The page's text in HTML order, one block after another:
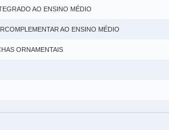
AO ENSINO MÉDIO
AO ENSINO MÉDIO
ORNAMENTAIS